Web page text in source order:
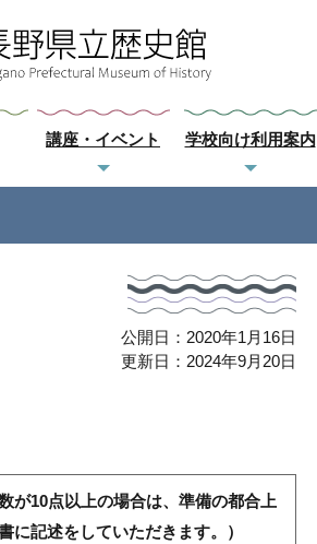
講座・イベント 学校向け利用案内
公開日：2020年1月16日
更新日：2024年9月20日
が10点以上の場合は、準備の都合上
記述をしていただきます。）